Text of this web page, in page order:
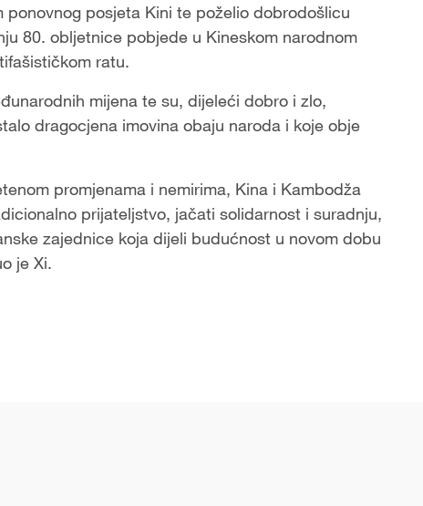
posjeta Kini te poželio dobrodošlicu
80. obljetnice pobjede u Kineskom narodnom
ratu.
mijena te su, dijeleći dobro i zlo,
dragocjena imovina obaju naroda i koje obje
promjenama i nemirima, Kina i Kambodža
prijateljstvo, jačati solidarnost i suradnju,
zajednice koja dijeli budućnost u novom dobu
je Xi.